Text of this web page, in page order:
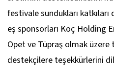
festivale sundukları
eş sponsorları Koç Holding
Opet ve Tüpraş olmak
destekçilere teşekkürlerini